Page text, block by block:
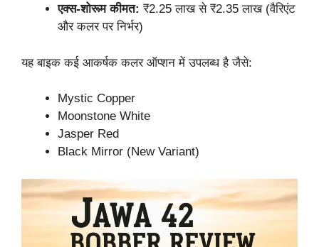
एक्स-शोरूम कीमत: ₹2.25 लाख से ₹2.35 लाख (वैरिएंट
और कलर पर निर्भर)
यह बाइक कई आकर्षक कलर ऑप्शन में उपलब्ध है जैसे:
Mystic Copper
Moonstone White
Jasper Red
Black Mirror (New Variant)